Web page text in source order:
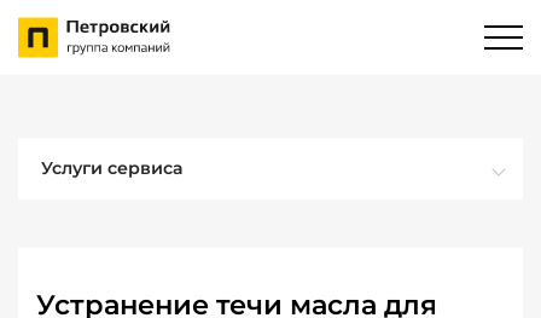
Услуги сервиса
Устранение течи масла для